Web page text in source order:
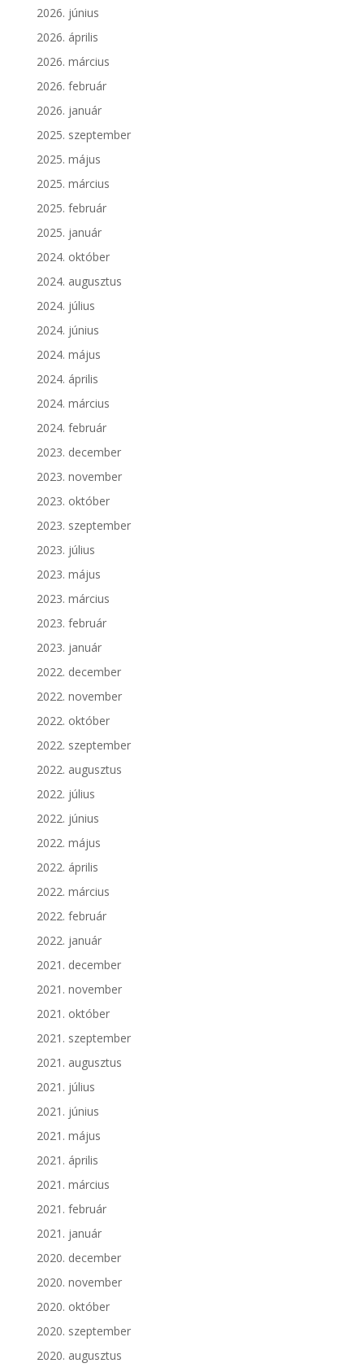
2026. június
2026. április
2026. március
2026. február
2026. január
2025. szeptember
2025. május
2025. március
2025. február
2025. január
2024. október
2024. augusztus
2024. július
2024. június
2024. május
2024. április
2024. március
2024. február
2023. december
2023. november
2023. október
2023. szeptember
2023. július
2023. május
2023. március
2023. február
2023. január
2022. december
2022. november
2022. október
2022. szeptember
2022. augusztus
2022. július
2022. június
2022. május
2022. április
2022. március
2022. február
2022. január
2021. december
2021. november
2021. október
2021. szeptember
2021. augusztus
2021. július
2021. június
2021. május
2021. április
2021. március
2021. február
2021. január
2020. december
2020. november
2020. október
2020. szeptember
2020. augusztus